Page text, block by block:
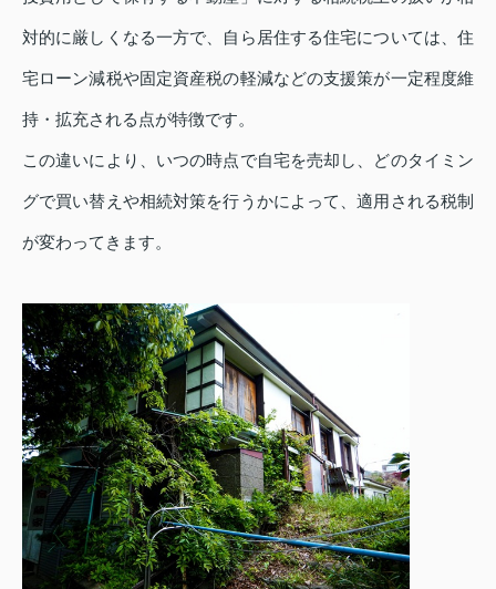
対的に厳しくなる一方で、自ら居住する住宅については、住
宅ローン減税や固定資産税の軽減などの支援策が一定程度維
持・拡充される点が特徴です。
この違いにより、いつの時点で自宅を売却し、どのタイミン
グで買い替えや相続対策を行うかによって、適用される税制
が変わってきます。